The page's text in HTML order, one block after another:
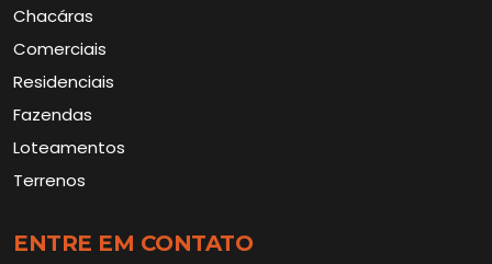
Chacáras
Comerciais
Residenciais
Fazendas
Loteamentos
Terrenos
ENTRE EM CONTATO